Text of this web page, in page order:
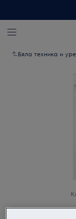
Бяла техника и